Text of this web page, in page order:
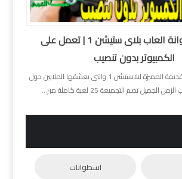
تحميل اسطوانة العاب بلاى ستيشن 1 | تعمل على
الكمبيوتر بدون تنصيب
تجميعة من الالعاب القديمة المميزة لبلايستشن 1 والتى يعشقها الملايين حول
تضم التجميعة 25 لعبة كاملة مبر...
اسطوانات